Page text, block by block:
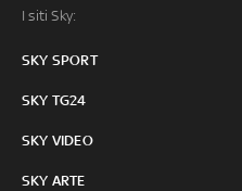
I siti Sky:
SKY SPORT
SKY TG24
SKY VIDEO
SKY ARTE